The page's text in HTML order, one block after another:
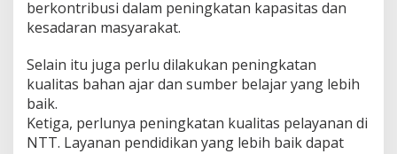
berkontribusi dalam peningkatan kapasitas dan
kesadaran masyarakat.
Selain itu juga perlu dilakukan peningkatan
kualitas bahan ajar dan sumber belajar yang lebih
baik.
Ketiga, perlunya peningkatan kualitas pelayanan di
NTT. Layanan pendidikan yang lebih baik dapat